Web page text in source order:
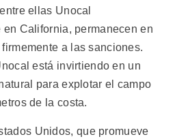
ellas Unocal
California, permanecen en
a las sanciones.
está invirtiendo en un
para explotar el campo
de la costa.
Unidos, que promueve